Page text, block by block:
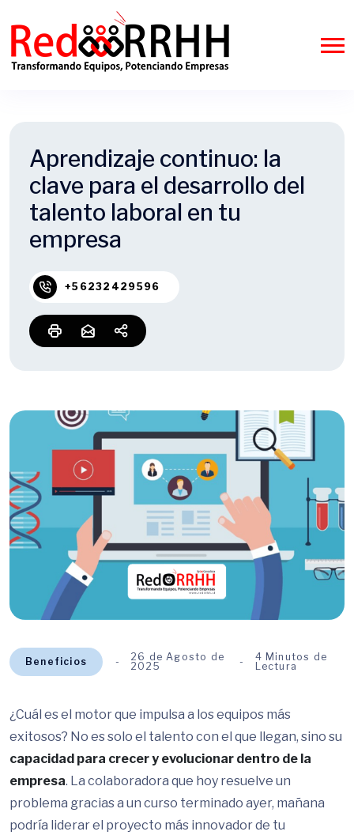
Aprendizaje continuo: la
clave para el desarrollo del
talento laboral en tu
empresa
+56232429596
Beneficios
26 de Agosto de
2025
4 Minutos de
Lectura
¿Cuál es el motor que impulsa a los equipos más
exitosos? No es solo el talento con el que llegan, sino su
capacidad para crecer y evolucionar dentro de la
empresa. La colaboradora que hoy resuelve un
problema gracias a un curso terminado ayer, mañana
podría liderar el proyecto más innovador de tu